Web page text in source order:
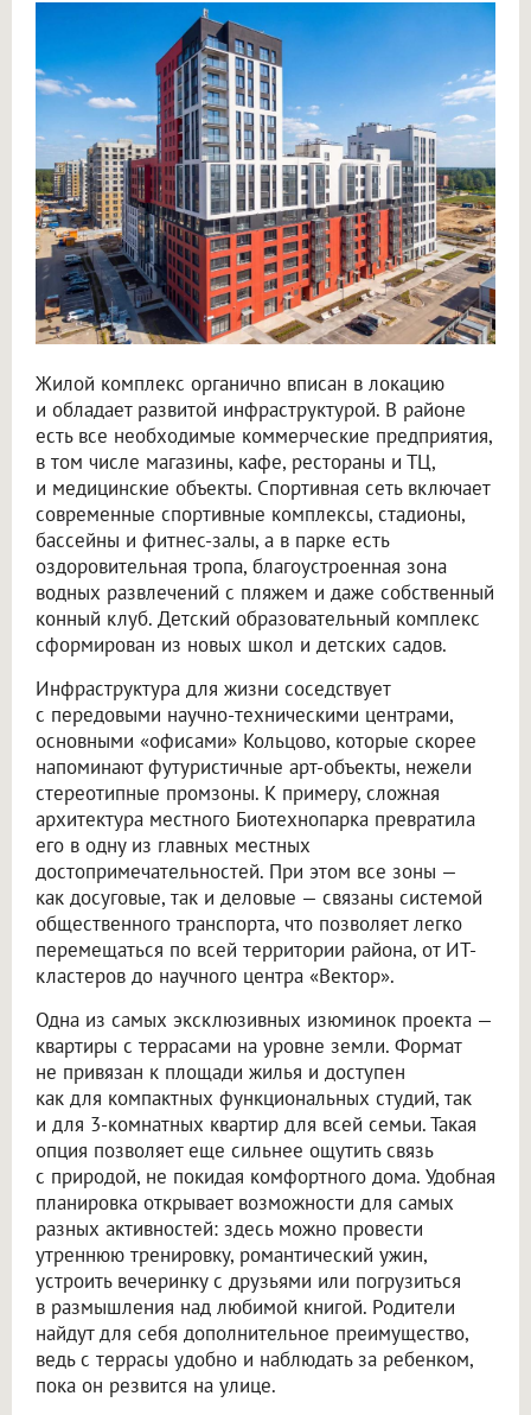
Жилой комплекс органично вписан в локацию
и обладает развитой инфраструктурой. В районе
есть все необходимые коммерческие предприятия,
в том числе магазины, кафе, рестораны и ТЦ,
и медицинские объекты. Спортивная сеть включает
современные спортивные комплексы, стадионы,
бассейны и фитнес-залы, а в парке есть
оздоровительная тропа, благоустроенная зона
водных развлечений с пляжем и даже собственный
конный клуб. Детский образовательный комплекс
сформирован из новых школ и детских садов.
Инфраструктура для жизни соседствует
с передовыми научно-техническими центрами,
основными «офисами» Кольцово, которые скорее
напоминают футуристичные арт-объекты, нежели
стереотипные промзоны. К примеру, сложная
архитектура местного Биотехнопарка превратила
его в одну из главных местных
достопримечательностей. При этом все зоны —
как досуговые, так и деловые — связаны системой
общественного транспорта, что позволяет легко
перемещаться по всей территории района, от ИТ-
кластеров до научного центра «Вектор».
Одна из самых эксклюзивных изюминок проекта —
квартиры с террасами на уровне земли. Формат
не привязан к площади жилья и доступен
как для компактных функциональных студий, так
и для 3-комнатных квартир для всей семьи. Такая
опция позволяет еще сильнее ощутить связь
с природой, не покидая комфортного дома. Удобная
планировка открывает возможности для самых
разных активностей: здесь можно провести
утреннюю тренировку, романтический ужин,
устроить вечеринку с друзьями или погрузиться
в размышления над любимой книгой. Родители
найдут для себя дополнительное преимущество,
ведь с террасы удобно и наблюдать за ребенком,
пока он резвится на улице.